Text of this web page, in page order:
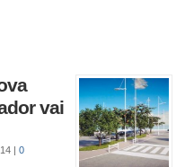
vai
0